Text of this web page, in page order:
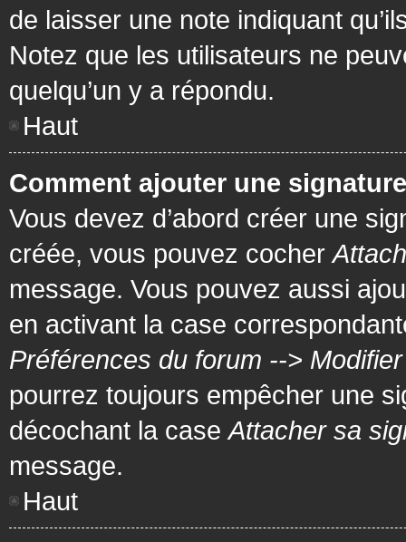
de laisser une note indiquant
Notez que les utilisateurs ne
quelqu’un y a répondu.
Haut
Comment ajouter une
Vous devez d’abord créer une
créée, vous pouvez cocher
message. Vous pouvez aussi
en activant la case
Préférences du forum -->
pourrez toujours empêcher une
décochant la caseAttacher sa
message.
Haut